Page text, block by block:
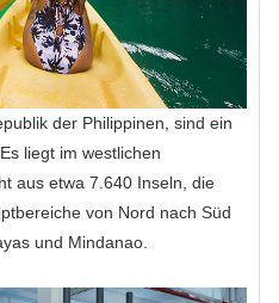
der Philippinen, sind ein
liegt im westlichen
aus etwa 7.640 Inseln, die
von Nord nach Süd
und Mindanao.